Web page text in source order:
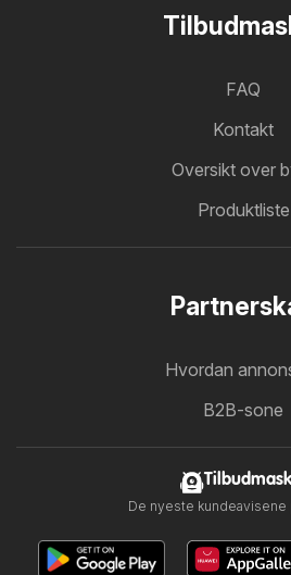
FAQ
Kontakt
Oversikt over
Produktliste
Hvordan
B2B-sone
De nyeste kundeavisene